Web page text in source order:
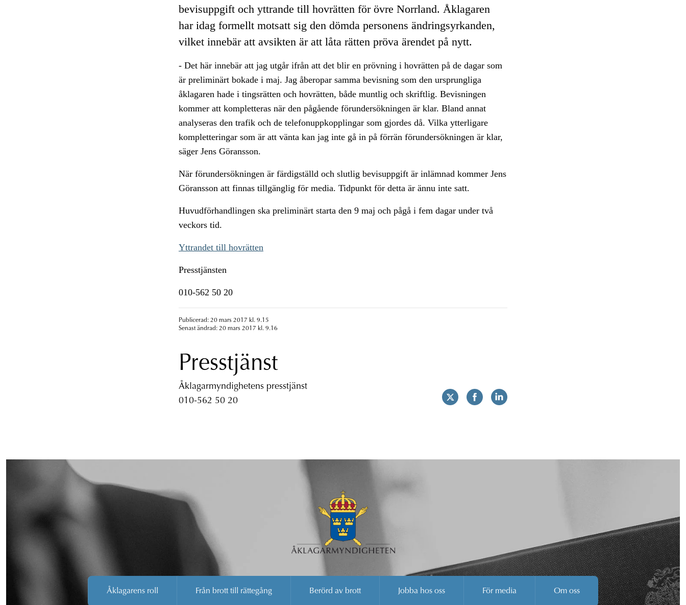
bevisuppgift och yttrande till hovrätten för övre Norrland. Åklagaren
har idag formellt motsatt sig den dömda personens ändringsyrkanden,
vilket innebär att avsikten är att låta rätten pröva ärendet på nytt.
- Det här innebär att jag utgår ifrån att det blir en prövning i hovrätten på de dagar som
är preliminärt bokade i maj. Jag åberopar samma bevisning som den ursprungliga
åklagaren hade i tingsrätten och hovrätten, både muntlig och skriftlig. Bevisningen
kommer att kompletteras när den pågående förundersökningen är klar. Bland annat
analyseras den trafik och de telefonuppkopplingar som gjordes då. Vilka ytterligare
kompletteringar som är att vänta kan jag inte gå in på förrän förundersökningen är klar,
säger Jens Göransson.
När förundersökningen är färdigställd och slutlig bevisuppgift är inlämnad kommer Jens
Göransson att finnas tillgänglig för media. Tidpunkt för detta är ännu inte satt.
Huvudförhandlingen ska preliminärt starta den 9 maj och pågå i fem dagar under två
veckors tid.
Yttrandet till hovrätten
Presstjänsten
010-562 50 20
Publicerad: 20 mars 2017 kl. 9.15
Senast ändrad: 20 mars 2017 kl. 9.16
Presstjänst
Åklagarmyndighetens presstjänst
010-562 50 20
Åklagarens roll Från brott till rättegång Berörd av brott Jobba hos oss För media Om oss